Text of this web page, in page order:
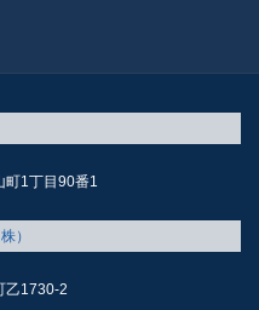
町1丁目90番1
）
乙1730-2